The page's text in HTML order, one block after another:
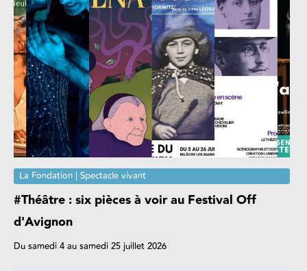
La Fondation | Spectacle vivant
#Théâtre : six pièces à voir au Festival Off
d'Avignon
Du samedi 4 au samedi 25 juillet 2026